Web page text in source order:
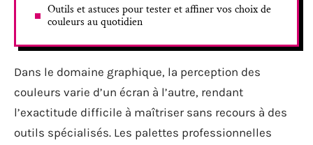
Outils et astuces pour tester et affiner vos choix de
couleurs au quotidien
Dans le domaine graphique, la perception des
couleurs varie d’un écran à l’autre, rendant
l’exactitude difficile à maîtriser sans recours à des
outils spécialisés. Les palettes professionnelles